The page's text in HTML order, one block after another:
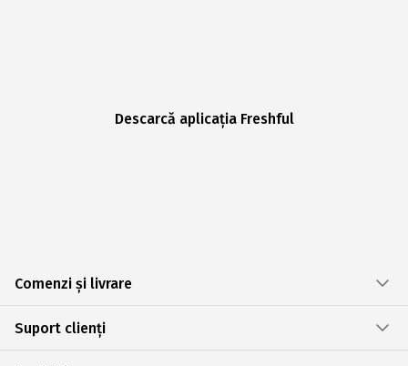
Descarcă aplicația Freshful
Comenzi și livrare
Suport clienți